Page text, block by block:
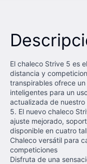
El chaleco Strive 5 es
distancia y
transpirables ofrece
inteligentes para un
actualizada de
5. El nuevo chaleco
ajuste mejorado,
disponible en cuatro
Chaleco versátil para
competiciones
Disfruta de una